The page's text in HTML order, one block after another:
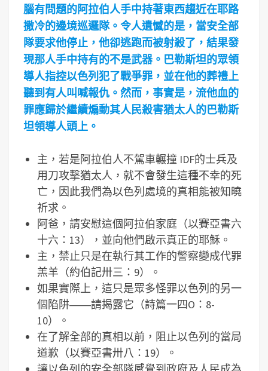
腦有問題的阿拉伯人手中持著東西趨近在耶路
撒冷的邊境巡邏隊。令人遺憾的是，當安全部
隊要求他停止，他卻逃跑而被射殺了，結果發
現那人手中持有的不是武器。巴勒斯坦的眾領
導人指控以色列犯了戰爭罪，並在他的葬禮上
聽到有人叫喊報仇。然而，事實是，流他血的
罪應歸於繼續煽動其人民殺害猶太人的巴勒斯
坦領導人頭上。
主，若是阿拉伯人不駕車輾撞 IDF的士兵及
用刀攻擊猶太人，就不會發生這種不幸的死
亡，因此我們為以色列處境的真相能被知曉
祈求。
阿爸，請安慰這個阿拉伯家庭（以賽亞書六
十六：13），並向他們啟示真正的耶穌。
主，禁止只是在執行其工作的警察變成代罪
羔羊（約伯記卅三：9）。
如果實際上，這只是眾多怪罪以色列的另一
個陷阱――請揭露它（詩篇一四O：8-
10）。
在了解全部的真相以前，阻止以色列的當局
道歉（以賽亞書卅八：19）。